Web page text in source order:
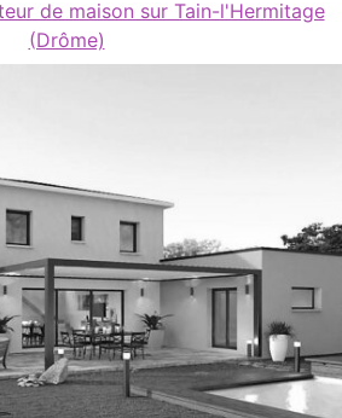
de maison sur Tain-l'Hermitage
(Drôme)